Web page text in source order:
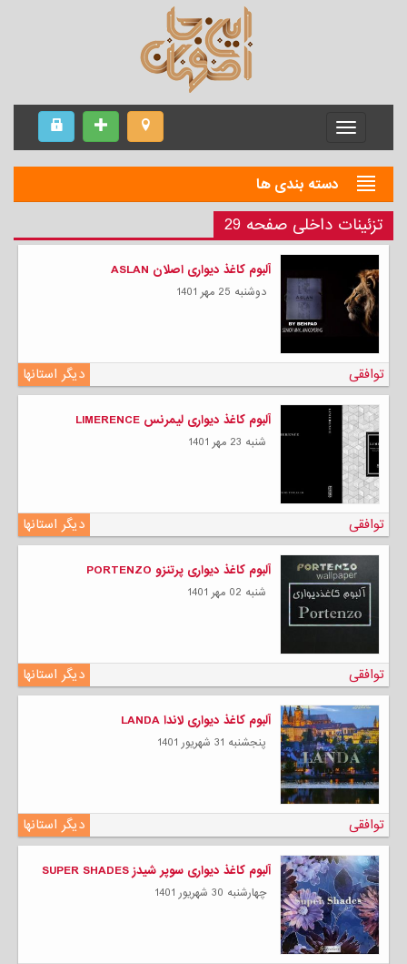
Menu
دسته بندی ها
تزئینات داخلی صفحه 29
آلبوم کاغذ دیواری اصلان ASLAN
دوشنبه 25 مهر 1401
دیگر استانها توافقی
آلبوم کاغذ دیواری لیمرنس LIMERENCE
شنبه 23 مهر 1401
دیگر استانها توافقی
آلبوم کاغذ دیواری پرتنزو PORTENZO
شنبه 02 مهر 1401
دیگر استانها توافقی
آلبوم کاغذ دیواری لاندا LANDA
پنجشنبه 31 شهریور 1401
دیگر استانها توافقی
آلبوم کاغذ دیواری سوپر شیدز SUPER SHADES
چهارشنبه 30 شهریور 1401